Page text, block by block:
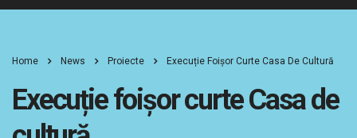
Home News Proiecte Execuție Foișor Curte Casa De Cultură
Execuție foișor curte Casa de